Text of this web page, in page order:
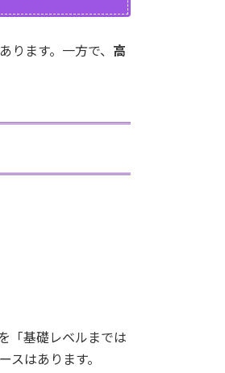
ります。一方で、 高
「基礎レベルまでは
はあります。